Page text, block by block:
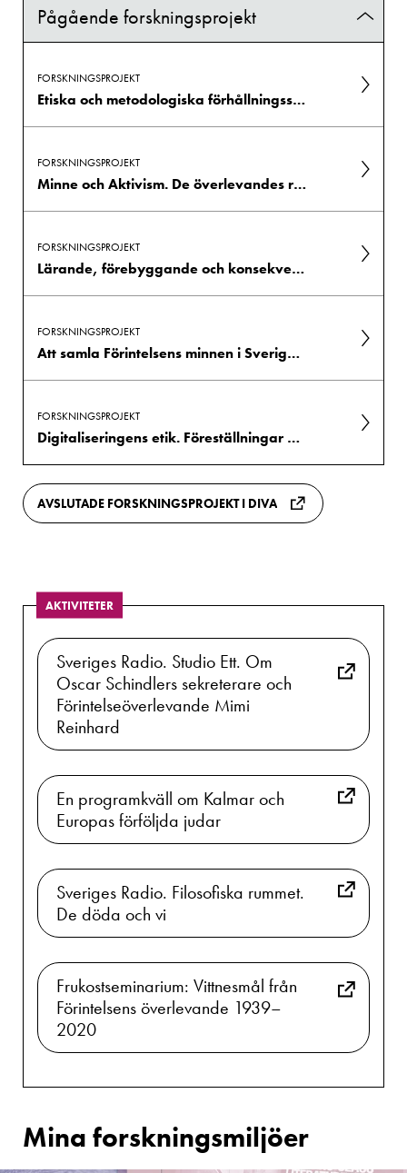
Pågående forskningsprojekt
FORSKNINGSPROJEKT
Etiska och metodologiska förhållningssätt till vittnesmål från Förintelsen: En dialog mellan oral history och digital humaniora
FORSKNINGSPROJEKT
Minne och Aktivism. De överlevandes roll i kunskapsproduktionen om Förintelsen
FORSKNINGSPROJEKT
Lärande, förebyggande och konsekvenser av antisemitism i svensk skola
FORSKNINGSPROJEKT
Att samla Förintelsens minnen i Sverige, ett nätverk för transdisciplinära praktiker och perspektiv på samlingar, samlande och etik
FORSKNINGSPROJEKT
Digitaliseringens etik. Föreställningar om Förintelsesamlingars sårbarhet
AVSLUTADE FORSKNINGSPROJEKT I DIVA
AKTIVITETER
Sveriges Radio. Studio Ett. Om
Oscar Schindlers sekreterare och
Förintelseöverlevande Mimi
Reinhard
En programkväll om Kalmar och
Europas förföljda judar
Sveriges Radio. Filosofiska rummet.
De döda och vi
Frukostseminarium: Vittnesmål från
Förintelsens överlevande 1939–
2020
Mina forskningsmiljöer